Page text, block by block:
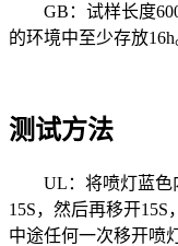
GB：试样长度
的环境中至少存放16h
测试方法
UL：将喷灯蓝色
15S，然后再移开
中途任何一次移开喷